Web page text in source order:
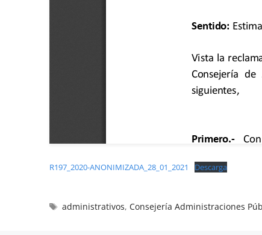
R197_2020-ANONIMIZADA_28_01_2021 Descarga
administrativos,Consejería Administraciones